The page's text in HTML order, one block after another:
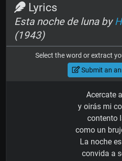
Lyrics
Esta noche de luna by
(1943)
Select the word or extract
Submit an
Acercate
y oirás mi
contento
como un
La noche
convida a